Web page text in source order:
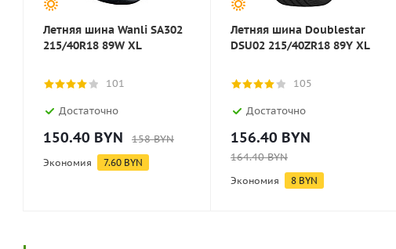
Летняя шина Wanli SA302
215/40R18 89W XL
101
Достаточно
150.40 BYN 158BYN
Экономия 7.60 BYN
Летняя шина Doublestar
DSU02 215/40ZR18 89Y XL
105
Достаточно
156.40 BYN
164.40BYN
Экономия 8 BYN